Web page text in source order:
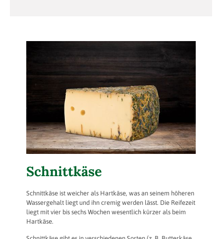
Schnittkäse
Schnittkäse ist weicher als Hartkäse, was an seinem höheren
Wassergehalt liegt und ihn cremig werden lässt. Die Reifezeit
liegt mit vier bis sechs Wochen wesentlich kürzer als beim
Hartkäse.